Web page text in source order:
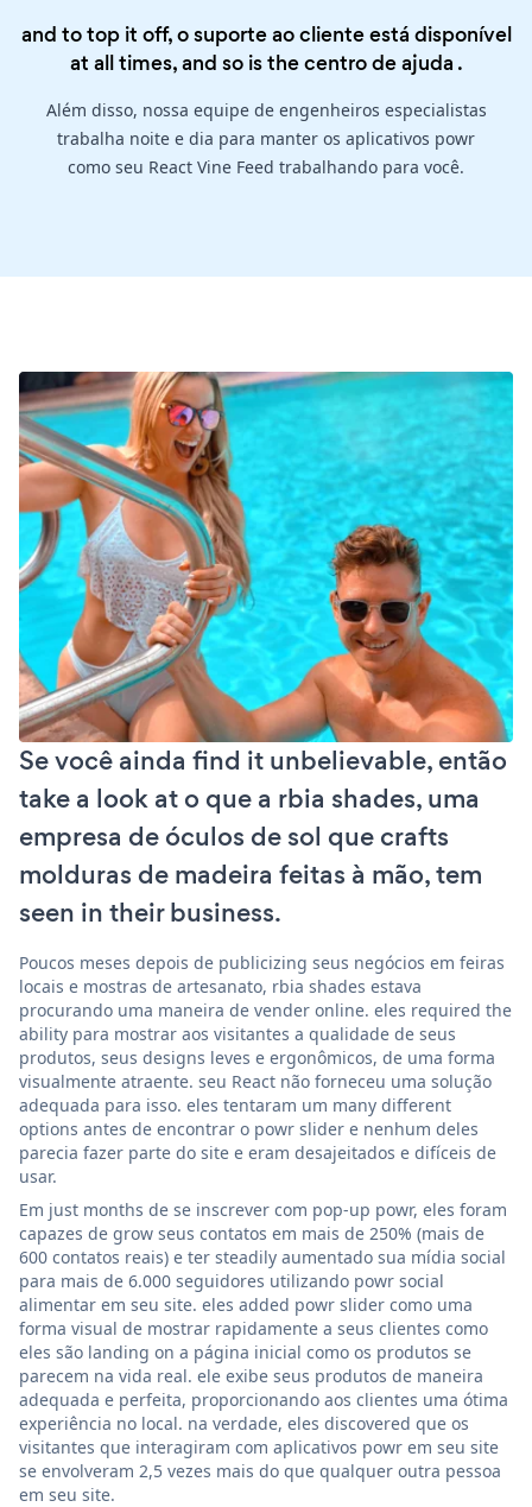
and to top it off, o suporte ao cliente está disponível
at all times, and so is thecentro de ajuda .
Além disso, nossa equipe de engenheiros especialistas
trabalha noite e dia para manter os aplicativos powr
como seu React Vine Feed trabalhando para você.
Se você ainda find it unbelievable, então
take a look at o que a rbia shades, uma
empresa de óculos de sol que crafts
molduras de madeira feitas à mão, tem
seen in their business.
Poucos meses depois de publicizing seus negócios em feiras
locais e mostras de artesanato, rbia shades estava
procurando uma maneira de vender online. eles required the
ability para mostrar aos visitantes a qualidade de seus
produtos, seus designs leves e ergonômicos, de uma forma
visualmente atraente. seu React não forneceu uma solução
adequada para isso. eles tentaram um many different
options antes de encontrar o powr slider e nenhum deles
parecia fazer parte do site e eram desajeitados e difíceis de
usar.
Em just months de se inscrever com pop-up powr, eles foram
capazes de grow seus contatos em mais de 250% (mais de
600 contatos reais) e ter steadily aumentado sua mídia social
para mais de 6.000 seguidores utilizando powr social
alimentar em seu site. eles added powr slider como uma
forma visual de mostrar rapidamente a seus clientes como
eles são landing on a página inicial como os produtos se
parecem na vida real. ele exibe seus produtos de maneira
adequada e perfeita, proporcionando aos clientes uma ótima
experiência no local. na verdade, eles discovered que os
visitantes que interagiram com aplicativos powr em seu site
se envolveram 2,5 vezes mais do que qualquer outra pessoa
em seu site.